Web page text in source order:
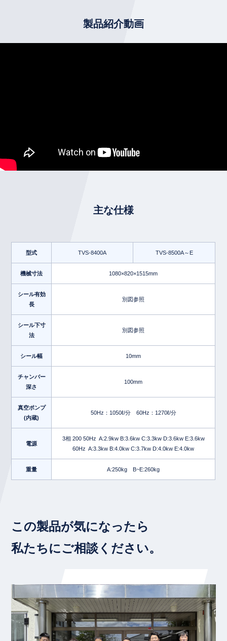
製品紹介動画
主な仕様
型式 TVS-8400A TVS-8500A～E
機械寸法 1080×820×1515mm
シール有効
長
別図参照
シール下寸
法
別図参照
シール幅 10mm
チャンバー
深さ
100mm
真空ポンプ
(内蔵)
50Hz：1050ℓ/分 60Hz：1270ℓ/分
電源
3相 200 50Hz A:2.9kw B:3.6kw C:3.3kw D:3.6kw E:3.6kw
60Hz A:3.3kw B:4.0kw C:3.7kw D:4.0kw E:4.0kw
重量 A:250kg B~E:260kg
この製品が気になったら
私たちにご相談ください。